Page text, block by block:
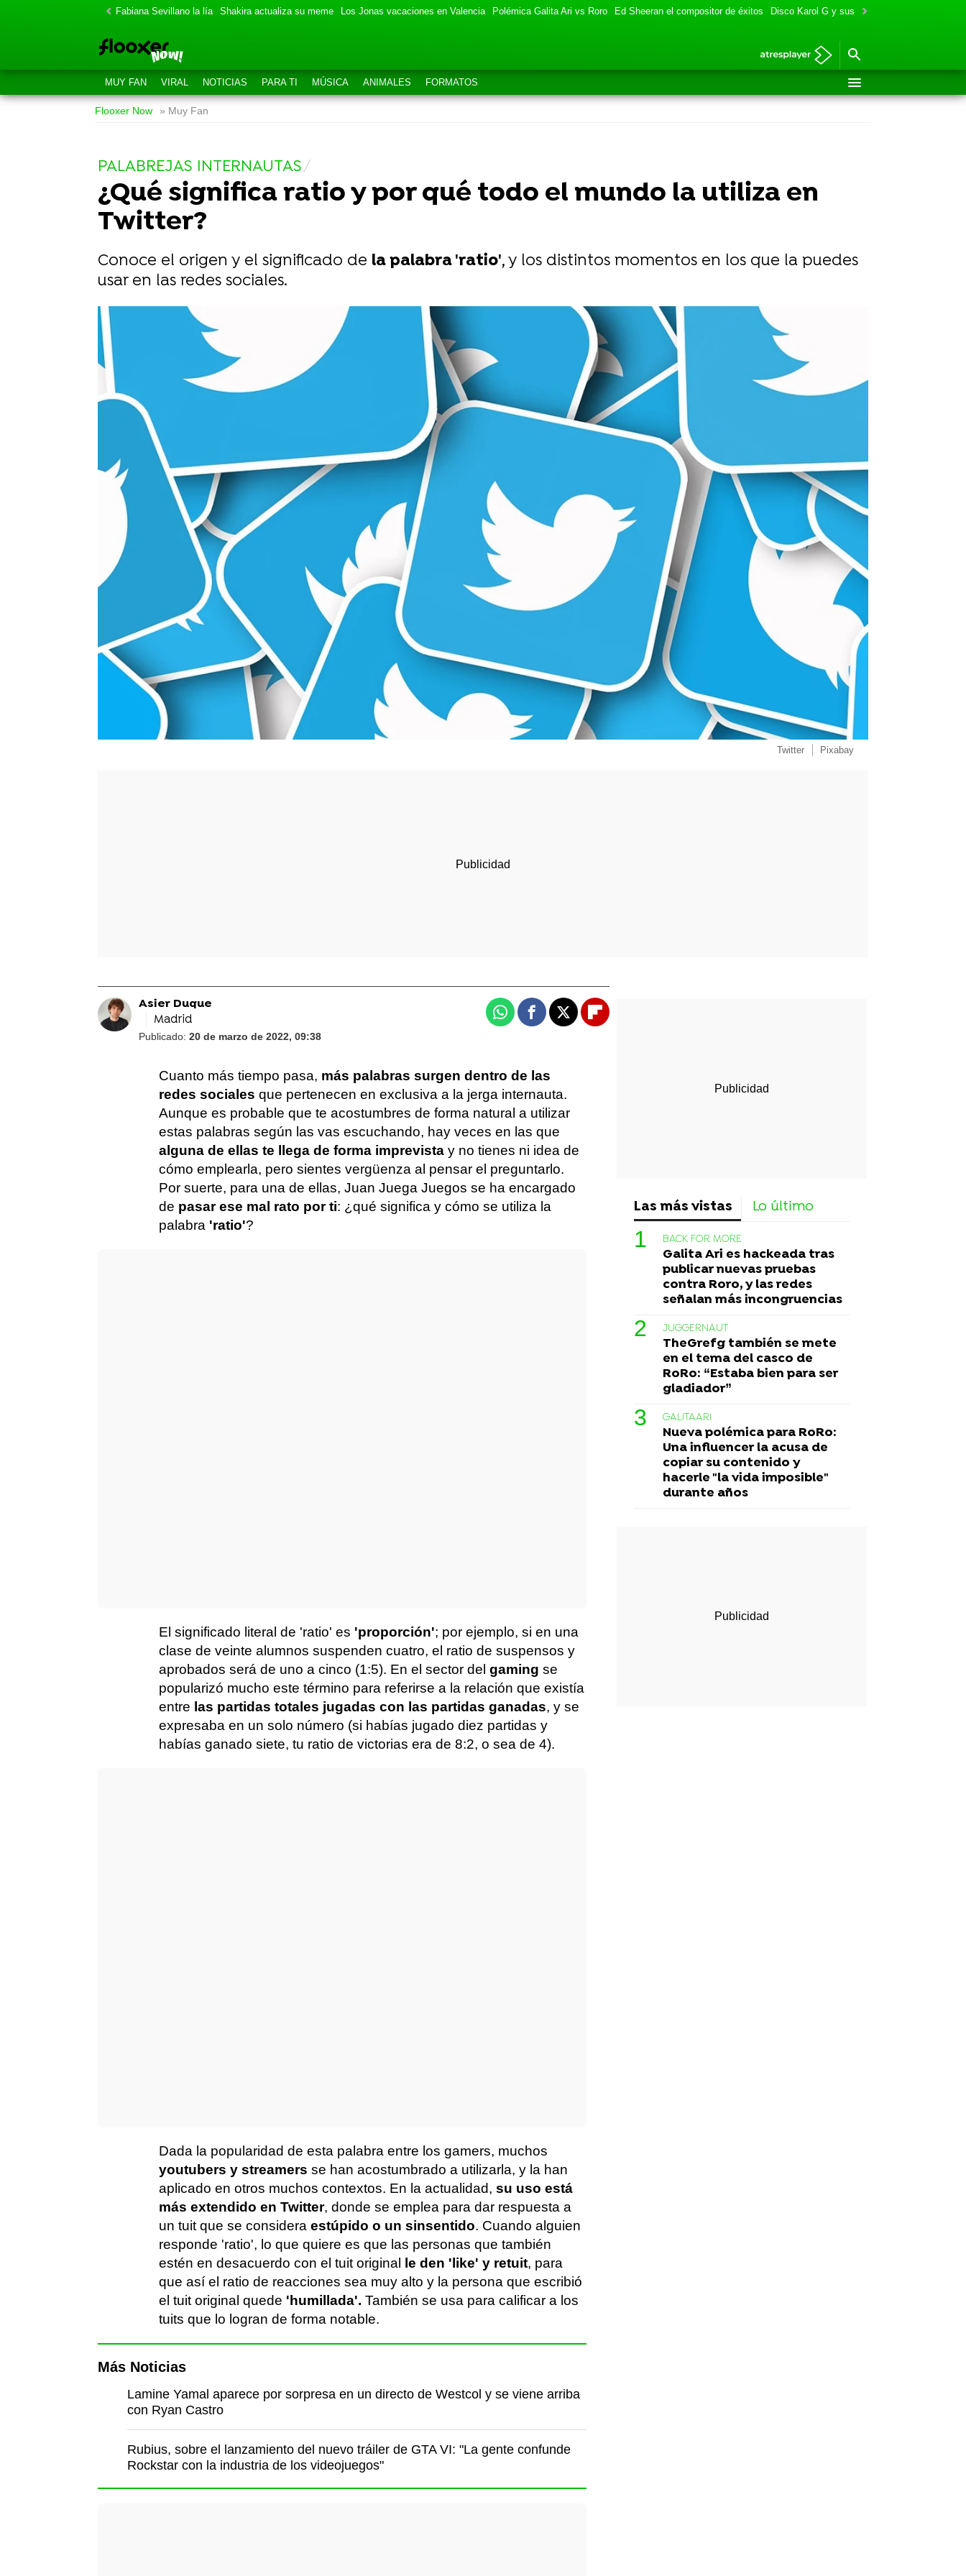
Fabiana Sevillano la lía Shakira actualiza su meme Los Jonas vacaciones en Valencia Polémica Galita Ari vs Roro Ed Sheeran el compositor de éxitos Disco Karol G y sus colaboraciones
MUY FAN VIRAL NOTICIAS PARA TI MÚSICA ANIMALES FORMATOS
Flooxer Now » Muy Fan
PALABREJAS INTERNAUTAS
¿Qué significa ratio y por qué todo el mundo la utiliza en
Twitter?
Conoce el origen y el significado de la palabra 'ratio', y los distintos momentos en los que la puedes
usar en las redes sociales.
Twitter Pixabay
Asier Duque
Madrid
Publicado: 20 de marzo de 2022, 09:38
WhatsappFacebook
X Flipboard
Cuanto más tiempo pasa, más palabras surgen dentro de las
redes sociales que pertenecen en exclusiva a la jerga internauta.
Aunque es probable que te acostumbres de forma natural a utilizar
estas palabras según las vas escuchando, hay veces en las que
alguna de ellas te llega de forma imprevista y no tienes ni idea de
cómo emplearla, pero sientes vergüenza al pensar el preguntarlo.
Por suerte, para una de ellas, Juan Juega Juegos se ha encargado
de pasar ese mal rato por ti: ¿qué significa y cómo se utiliza la
palabra 'ratio'?
El significado literal de 'ratio' es 'proporción'; por ejemplo, si en una
clase de veinte alumnos suspenden cuatro, el ratio de suspensos y
aprobados será de uno a cinco (1:5). En el sector del gaming se
popularizó mucho este término para referirse a la relación que existía
entre las partidas totales jugadas con las partidas ganadas, y se
expresaba en un solo número (si habías jugado diez partidas y
habías ganado siete, tu ratio de victorias era de 8:2, o sea de 4).
Dada la popularidad de esta palabra entre los gamers, muchos
youtubers y streamers se han acostumbrado a utilizarla, y la han
aplicado en otros muchos contextos. En la actualidad, su uso está
más extendido en Twitter, donde se emplea para dar respuesta a
un tuit que se considera estúpido o un sinsentido. Cuando alguien
responde 'ratio', lo que quiere es que las personas que también
estén en desacuerdo con el tuit original
le den 'like' y retuit, para
que así el ratio de reacciones sea muy alto y la persona que escribió
el tuit original quede 'humillada'. También se usa para calificar a los
tuits que lo logran de forma notable.
Más Noticias
Lamine Yamal aparece por sorpresa en un directo de Westcol y se viene arriba
con Ryan Castro
Rubius, sobre el lanzamiento del nuevo tráiler de GTA VI: "La gente confunde
Rockstar con la industria de los videojuegos"
Las más vistas Lo último
BACK FOR MORE
Galita Ari es hackeada tras
publicar nuevas pruebas
contra Roro, y las redes
señalan más incongruencias
JUGGERNAUT
TheGrefg también se mete
en el tema del casco de
RoRo: “Estaba bien para ser
gladiador”
GALITAARI
Nueva polémica para RoRo:
Una influencer la acusa de
copiar su contenido y
hacerle "la vida imposible"
durante años